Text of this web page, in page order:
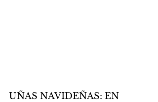
UÑAS NAVIDEÑAS: EN